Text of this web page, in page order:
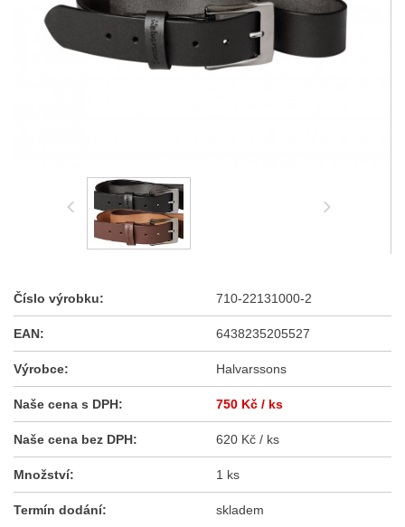
Číslo výrobku: 710-22131000-2
EAN: 6438235205527
Výrobce: Halvarssons
Naše cena s DPH: 750 Kč / ks
Naše cena bez DPH: 620 Kč / ks
Množství: 1 ks
Termín dodání: skladem